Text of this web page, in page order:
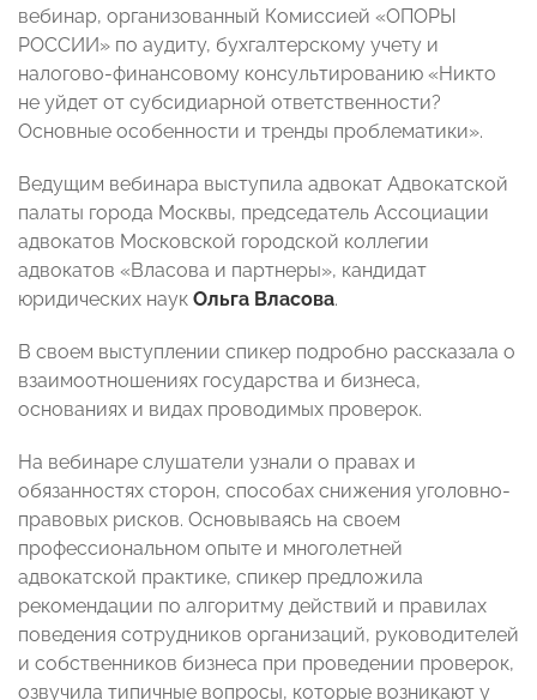
вебинар, организованный Комиссией «ОПОРЫ
РОССИИ» по аудиту, бухгалтерскому учету и
налогово-финансовому консультированию «Никто
не уйдет от субсидиарной ответственности?
Основные особенности и тренды проблематики».
Ведущим вебинара выступила адвокат Адвокатской
палаты города Москвы, председатель Ассоциации
адвокатов Московской городской коллегии
адвокатов «Власова и партнеры», кандидат
юридических наук Ольга Власова.
В своем выступлении спикер подробно рассказала о
взаимоотношениях государства и бизнеса,
основаниях и видах проводимых проверок.
На вебинаре слушатели узнали о правах и
обязанностях сторон, способах снижения уголовно-
правовых рисков. Основываясь на своем
профессиональном опыте и многолетней
адвокатской практике, спикер предложила
рекомендации по алгоритму действий и правилах
поведения сотрудников организаций, руководителей
и собственников бизнеса при проведении проверок,
озвучила типичные вопросы, которые возникают у